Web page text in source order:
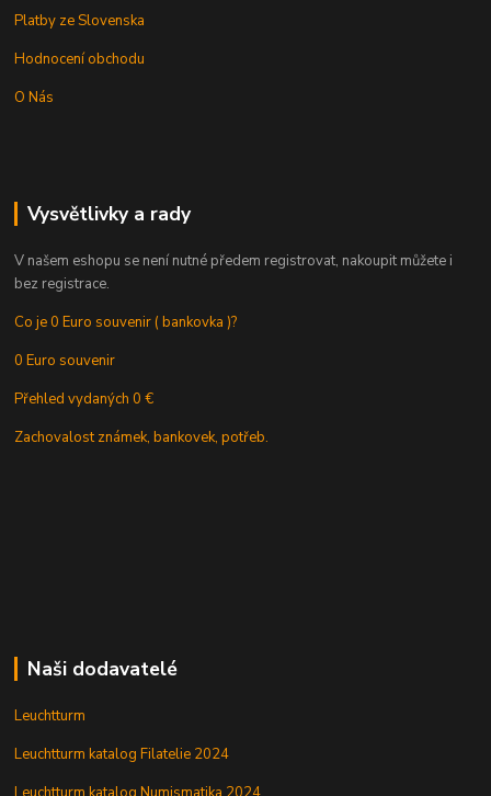
Platby ze Slovenska
Hodnocení obchodu
O Nás
Vysvětlivky a rady
V našem eshopu se není nutné předem registrovat, nakoupit můžete i
bez registrace.
Co je 0 Euro souvenir ( bankovka )?
0 Euro souvenir
Přehled vydaných 0 €
Zachovalost známek, bankovek, potřeb.
Naši dodavatelé
Leuchtturm
Leuchtturm katalog Filatelie 2024